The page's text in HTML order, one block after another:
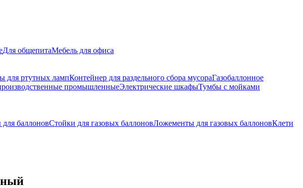
Для общепитаМебель для офиса
для ртутных лампКонтейнер для раздельного сбора мусораГазобаллонное
промышленныеЭлектрические шкафыТумбы с мойками
баллоновСтойки для газовых баллоновЛожементы для газовых баллоновКлети